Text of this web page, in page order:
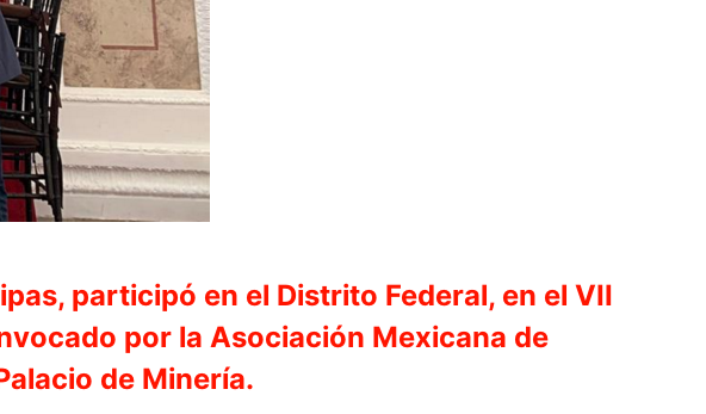
participó en el Distrito Federal, en el VII
por la Asociación Mexicana de
de Minería.